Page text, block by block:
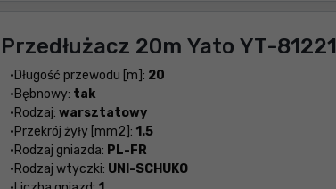
Przedłużacz 20m Yato YT-81221
Długość przewodu [m]: 20
Bębnowy: tak
Rodzaj: warsztatowy
Przekrój żyły [mm2]: 1.5
Rodzaj gniazda: PL-FR
Rodzaj wtyczki: UNI-SCHUKO